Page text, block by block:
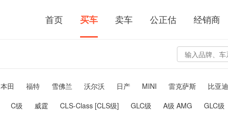
经销商
公正估
卖车
买车
首页
本田 福特 雪佛兰 沃尔沃 日产 MINI 雷克萨斯 比亚迪
C级 威霆 CLS-Class [CLS级] GLC级 A级 AMG GLC级